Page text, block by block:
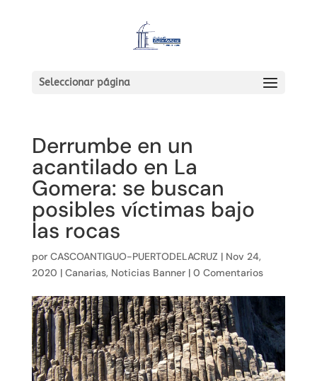
Seleccionar página
Derrumbe en un
acantilado en La
Gomera: se buscan
posibles víctimas bajo
las rocas
por CASCOANTIGUO-PUERTODELACRUZ | Nov 24,
2020 | Canarias, Noticias Banner| 0 Comentarios